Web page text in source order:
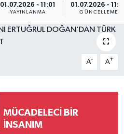
01.07.2026 - 11:01
YAYINLANMA
01.07.2026 -
GÜNCELLEME
A- A+
MÜCADELECİ BİR
İNSANIM